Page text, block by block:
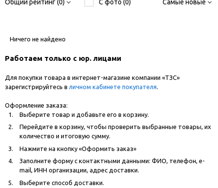
Общий рейтинг (0) С фото (0) Самые новые
Ничего не найдено
Работаем только с юр. лицами
Для покупки товара в интернет-магазине компании «ТЗС»
зарегистрируйтесь в личном кабинете покупателя.
Оформление заказа:
Выберите товар и добавьте его в корзину.
Перейдите в корзину, чтобы проверить выбранные товары, их
количество и итоговую сумму.
Нажмите на кнопку «Оформить заказ»
Заполните форму с контактными данными: ФИО, телефон, e-
mail, ИНН организации, адрес доставки.
Выберите способ доставки.